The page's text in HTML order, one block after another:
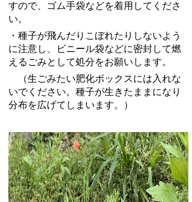
すので、ゴム手袋などを着用してくださ
い。
・種子が飛んだりこぼれたりしないよう
に注意し、ビニール袋などに密封して燃
えるごみとして処分をお願いします。
（生ごみたい肥化ボックスには入れな
いでください。種子が生きたままになり
分布を広げてしまいます。）